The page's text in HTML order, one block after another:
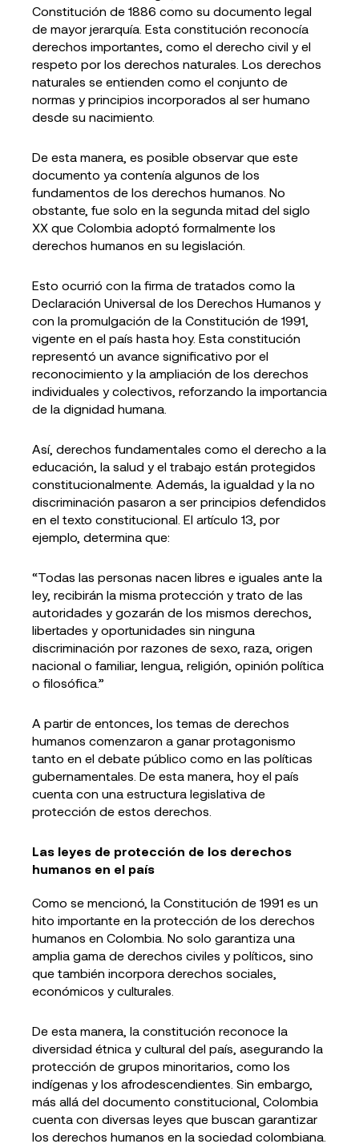
Constitución de 1886 como su documento legal
de mayor jerarquía. Esta constitución reconocía
derechos importantes, como el derecho civil y el
respeto por los derechos naturales. Los derechos
naturales se entienden como el conjunto de
normas y principios incorporados al ser humano
desde su nacimiento.
De esta manera, es posible observar que este
documento ya contenía algunos de los
fundamentos de los derechos humanos. No
obstante, fue solo en la segunda mitad del siglo
XX que Colombia adoptó formalmente los
derechos humanos en su legislación.
Esto ocurrió con la firma de tratados como la
Declaración Universal de los Derechos Humanos y
con la promulgación de la Constitución de 1991,
vigente en el país hasta hoy. Esta constitución
representó un avance significativo por el
reconocimiento y la ampliación de los derechos
individuales y colectivos, reforzando la importancia
de la dignidad humana.
Así, derechos fundamentales como el derecho a la
educación, la salud y el trabajo están protegidos
constitucionalmente. Además, la igualdad y la no
discriminación pasaron a ser principios defendidos
en el texto constitucional. El artículo 13, por
ejemplo, determina que:
“Todas las personas nacen libres e iguales ante la
ley, recibirán la misma protección y trato de las
autoridades y gozarán de los mismos derechos,
libertades y oportunidades sin ninguna
discriminación por razones de sexo, raza, origen
nacional o familiar, lengua, religión, opinión política
o filosófica.”
A partir de entonces, los temas de derechos
humanos comenzaron a ganar protagonismo
tanto en el debate público como en las políticas
gubernamentales. De esta manera, hoy el país
cuenta con una estructura legislativa de
protección de estos derechos.
Las leyes de protección de los derechos
humanos en el país
Como se mencionó, la Constitución de 1991 es un
hito importante en la protección de los derechos
humanos en Colombia. No solo garantiza una
amplia gama de derechos civiles y políticos, sino
que también incorpora derechos sociales,
económicos y culturales.
De esta manera, la constitución reconoce la
diversidad étnica y cultural del país, asegurando la
protección de grupos minoritarios, como los
indígenas y los afrodescendientes. Sin embargo,
más allá del documento constitucional, Colombia
cuenta con diversas leyes que buscan garantizar
los derechos humanos en la sociedad colombiana.